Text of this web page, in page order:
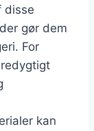
disse
gør dem
For
kan